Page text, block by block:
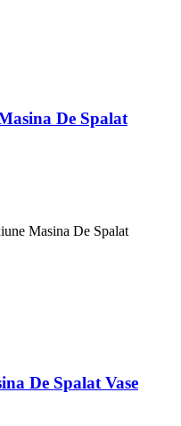
De Spalat
Masina De Spalat
De Spalat Vase